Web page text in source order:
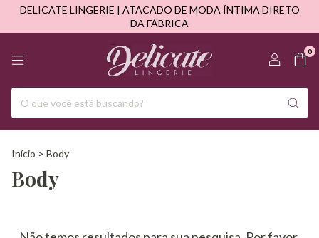
DELICATE LINGERIE | ATACADO DE MODA ÍNTIMA DIRETO
DA FÁBRICA
0
Início > Body
Body